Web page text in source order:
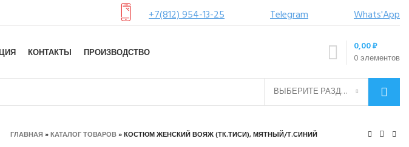
+7(812) 954-13-25 Telegram Whats'App
КОНТАКТЫ ПРОИЗВОДСТВО 0элементов
0,00₽
ВЫБЕРИТЕ РАЗДЕЛ
ГЛАВНАЯ»КАТАЛОГ ТОВАРОВ»КОСТЮМ ЖЕНСКИЙ ВОЯЖ (ТК.ТИСИ), МЯТНЫЙ/Т.СИНИЙ